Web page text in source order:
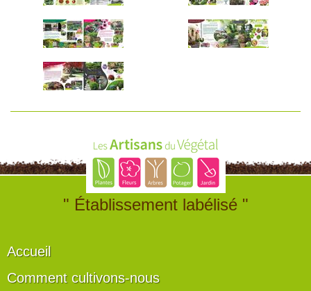
" Établissement labélisé "
Accueil
Comment cultivons-nous